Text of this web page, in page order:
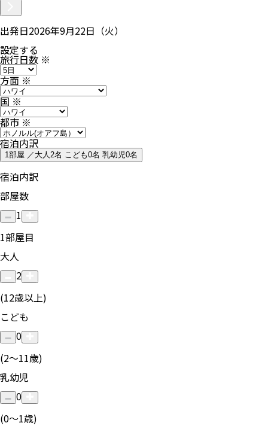
出発日2026年9月22日（火）
設定する
旅行日数 ※
方面※
国※
都市※
宿泊内訳
1部屋 ／大人2名 こども0名 乳幼児0名
宿泊内訳
部屋数
1
1部屋目
大人
2
(12歳以上)
こども
0
(2〜11歳)
乳幼児
0
(0〜1歳)